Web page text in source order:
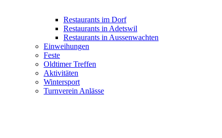
Restaurants im Dorf
Restaurants in Adetswil
Restaurants in Aussenwachten
Einweihungen
Feste
Oldtimer Treffen
Aktivitäten
Wintersport
Turnverein Anlässe